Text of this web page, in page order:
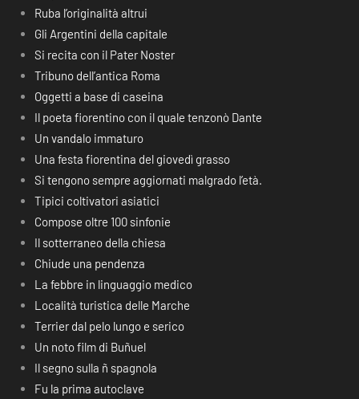
Ruba l’originalità altrui
Gli Argentini della capitale
Si recita con il Pater Noster
Tribuno dell’antica Roma
Oggetti a base di caseina
Il poeta fiorentino con il quale tenzonò Dante
Un vandalo immaturo
Una festa fiorentina del giovedì grasso
Si tengono sempre aggiornati malgrado l’età.
Tipici coltivatori asiatici
Compose oltre 100 sinfonie
Il sotterraneo della chiesa
Chiude una pendenza
La febbre in linguaggio medico
Località turistica delle Marche
Terrier dal pelo lungo e serico
Un noto film di Buñuel
Il segno sulla ñ spagnola
Fu la prima autoclave